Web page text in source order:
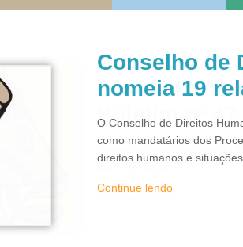
Conselho de
nomeia 19
O Conselho de Direitos
como mandatários dos
direitos humanos e
Continue lendo